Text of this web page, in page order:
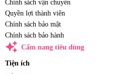
Chính sách vận chuyển
Quyền lợi thành viên
Chính sách bảo mật
Chính sách bảo hành
auto_awesome Cẩm nang tiêu dùng
Tiện ích